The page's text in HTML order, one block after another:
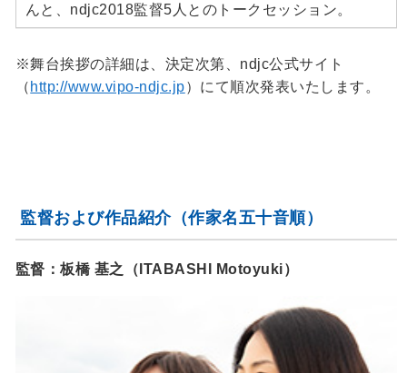
んと、ndjc2018監督5人とのトークセッション。
※舞台挨拶の詳細は、決定次第、ndjc公式サイト
（ http://www.vipo-ndjc.jp）にて順次発表いたします。
監督および作品紹介（作家名五十音順）
監督：板橋 基之（ITABASHI Motoyuki）